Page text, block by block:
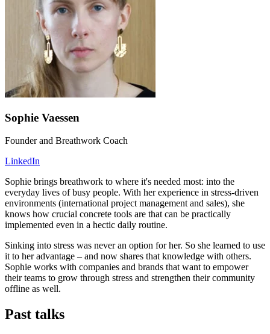
Sophie Vaessen
Founder and Breathwork Coach
LinkedIn
Sophie brings breathwork to where it's needed most: into the
everyday lives of busy people. With her experience in stress-driven
environments (international project management and sales), she
knows how crucial concrete tools are that can be practically
implemented even in a hectic daily routine.
Sinking into stress was never an option for her. So she learned to use
it to her advantage – and now shares that knowledge with others.
Sophie works with companies and brands that want to empower
their teams to grow through stress and strengthen their community
offline as well.
Past talks